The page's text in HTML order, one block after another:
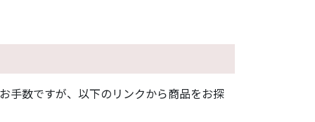
手数ですが、以下のリンクから商品をお探